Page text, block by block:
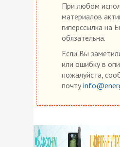
При любом
материалов
гиперссылка на
обязательна.
Если Вы
или ошибку в
пожалуйста,
почту